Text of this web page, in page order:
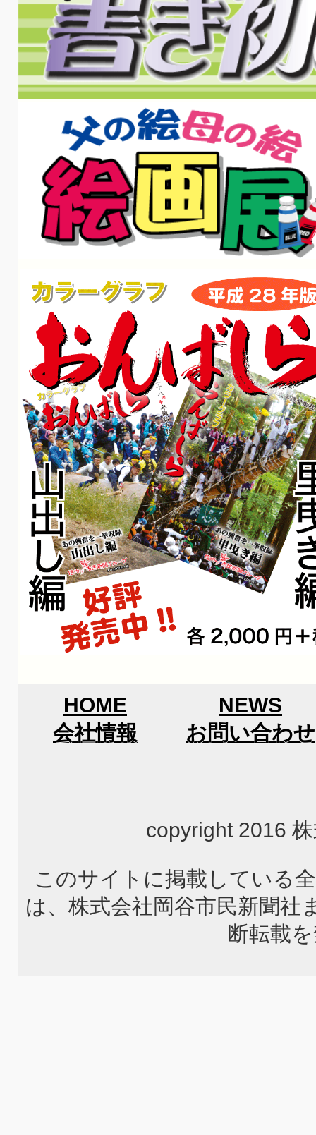
HOME
NEWS
会社情報
お問い合わせ
copyright 2016
このサイトに掲載している
は、株式会社岡谷市民新聞社
断転載